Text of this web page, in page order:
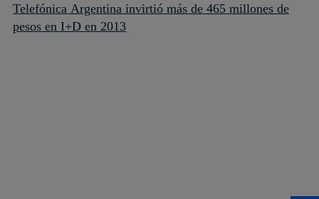
Telefónica Argentina invirtió más de 465 millones de
pesos en I+D en 2013